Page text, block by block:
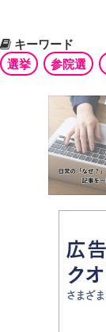
キーワード
選挙
参院選